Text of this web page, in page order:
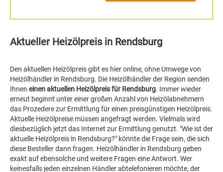
Aktueller Heizölpreis in Rendsburg
Den aktuellen Heizölpreis gibt es hier online, ohne Umwege von
Heizölhändler in Rendsburg. Die Heizölhändler der Region senden
Ihnen einen aktuellen Heizölpreis für Rendsburg. Immer wieder
erneut beginnt unter einer großen Anzahl von Heizölabnehmern
das Prozedere zur Ermittlung für einen preisgünstigen Heizölpreis.
Aktuelle Heizölpreise müssen angefragt werden. Vielmals wird
diesbezüglich jetzt das Internet zur Ermittlung genutzt. "Wie ist der
aktuelle Heizölpreis in Rendsburg?" könnte die Frage sein, die sich
diese Besteller dann fragen. Heizölhändler in Rendsburg geben
exakt auf ebensolche und weitere Fragen eine Antwort. Wer
keinesfalls jeden einzelnen Händler abtelefonieren möchte, der